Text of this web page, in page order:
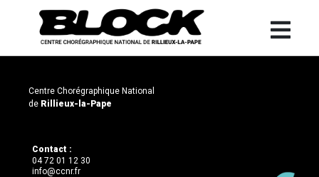
Centre Chorégraphique National
de Rillieux-la-Pape
Contact :
04 72 01 12 30
info@ccnr.fr